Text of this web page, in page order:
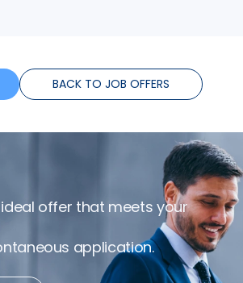
workingBACK TO JOB OFFERS
offer that meets your
application.